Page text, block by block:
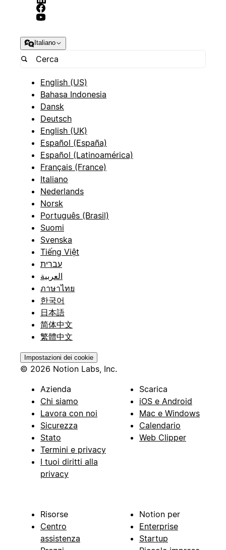
Italiano
English (US)
Bahasa Indonesia
Dansk
Deutsch
English (UK)
Español (España)
Español (Latinoamérica)
Français (France)
Italiano
Nederlands
Norsk
Português (Brasil)
Suomi
Svenska
Tiếng Việt
עברית
العربية
ภาษาไทย
한국어
日本語
简体中文
繁體中文
Impostazioni dei cookie
© 2026 Notion Labs, Inc.
Azienda
Chi siamo
Lavora con noi
Sicurezza
Stato
Termini e privacy
I tuoi diritti alla
privacy
Scarica
iOS e Android
Mac e Windows
Calendario
Web Clipper
Risorse
Centro
assistenza
Notion per
Enterprise
Startup